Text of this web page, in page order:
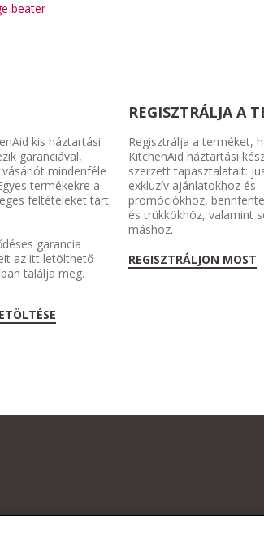
beater
kis háztartási
garanciával,
mindenféle
termékekre a
feltételeket tart
garancia
az itt letölthető
találja meg.
REGISZTRÁLJA A
Regisztrálja a terméket,
KitchenAid háztartási
szerzett tapasztalatait:
exkluzív ajánlatokhoz és
promóciókhoz,
és trükkökhöz, valamint
máshoz.
REGISZTRÁLJON MOST